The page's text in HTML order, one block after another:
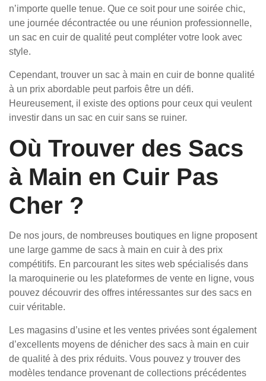
n’importe quelle tenue. Que ce soit pour une soirée chic,
une journée décontractée ou une réunion professionnelle,
un sac en cuir de qualité peut compléter votre look avec
style.
Cependant, trouver un sac à main en cuir de bonne qualité
à un prix abordable peut parfois être un défi.
Heureusement, il existe des options pour ceux qui veulent
investir dans un sac en cuir sans se ruiner.
Où Trouver des Sacs
à Main en Cuir Pas
Cher ?
De nos jours, de nombreuses boutiques en ligne proposent
une large gamme de sacs à main en cuir à des prix
compétitifs. En parcourant les sites web spécialisés dans
la maroquinerie ou les plateformes de vente en ligne, vous
pouvez découvrir des offres intéressantes sur des sacs en
cuir véritable.
Les magasins d’usine et les ventes privées sont également
d’excellents moyens de dénicher des sacs à main en cuir
de qualité à des prix réduits. Vous pouvez y trouver des
modèles tendance provenant de collections précédentes